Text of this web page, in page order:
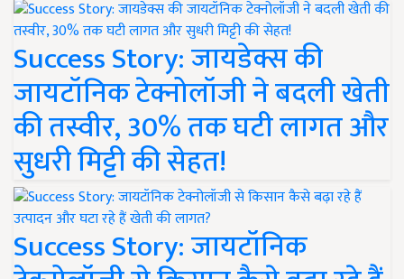
Success Story: जायडेक्स की
जायटॉनिक टेक्नोलॉजी ने बदली खेती
की तस्वीर, 30% तक घटी लागत और
सुधरी मिट्टी की सेहत!
Success Story: जायटॉनिक